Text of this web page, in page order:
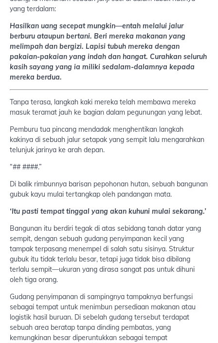
yang terdalam:
Hasilkan uang secepat mungkin—entah melalui jalur
berburu ataupun bertani. Beri mereka makanan yang
melimpah dan bergizi. Lapisi tubuh mereka dengan
pakaian-pakaian yang indah dan hangat. Curahkan seluruh
kasih sayang yang ia miliki sedalam-dalamnya kepada
mereka berdua.
Tanpa terasa, langkah kaki mereka telah membawa mereka
masuk teramat jauh ke bagian dalam pegunungan yang lebat.
Pemburu tua pincang mendadak menghentikan langkah
kakinya di sebuah jalur setapak yang sempit lalu mengarahkan
telunjuk jarinya ke arah depan.
“## ####.”
Di balik rimbunnya barisan pepohonan hutan, sebuah bangunan
gubuk kayu mulai tertangkap oleh pandangan mata.
‘Itu pasti tempat tinggal yang akan kuhuni mulai sekarang.’
Bangunan itu berdiri tegak di atas sebidang tanah datar yang
sempit, dengan sebuah gudang penyimpanan kecil yang
tampak terpasang menempel di salah satu sisinya. Struktur
gubuk itu tidak terlalu besar, tetapi juga tidak bisa dibilang
terlalu sempit—ukuran yang dirasa sangat pas untuk dihuni
oleh tiga orang.
Gudang penyimpanan di sampingnya tampaknya berfungsi
sebagai tempat untuk menimbun persediaan makanan atau
logistik hasil buruan. Di sebelah gudang tersebut terdapat
sebuah area beratap tanpa dinding pembatas, yang
kemungkinan besar diperuntukkan sebagai tempat